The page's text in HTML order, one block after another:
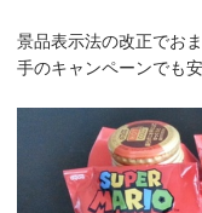
景品表示法の改正でお
手のキャンペーンでも